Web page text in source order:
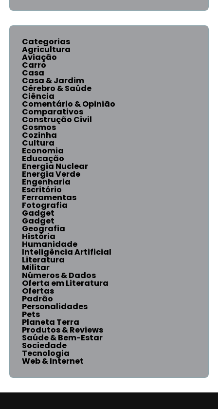
Categorias
Agricultura
Aviação
Carro
Casa
Casa & Jardim
Cérebro & Saúde
Ciência
Comentário & Opinião
Comparativos
Construção Civil
Cosmos
Cozinha
Cultura
Economia
Educação
Energia Nuclear
Energia Verde
Engenharia
Escritório
Ferramentas
Fotografia
Gadget
Gadget
Geografia
História
Humanidade
Inteligência Artificial
Literatura
Militar
Números & Dados
Oferta em Literatura
Ofertas
Padrão
Personalidades
Pets
Planeta Terra
Produtos & Reviews
Saúde & Bem-Estar
Sociedade
Tecnologia
Web & Internet